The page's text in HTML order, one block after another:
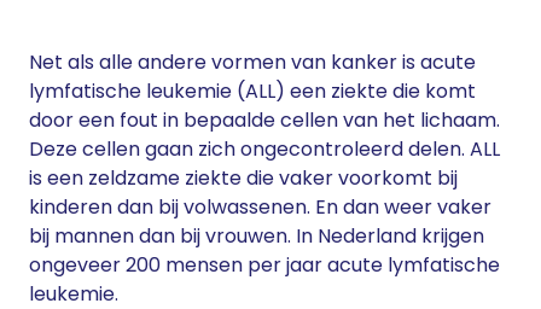
Net als alle andere vormen van kanker is acute
lymfatische leukemie (ALL) een ziekte die komt
door een fout in bepaalde cellen van het lichaam.
Deze cellen gaan zich ongecontroleerd delen. ALL
is een zeldzame ziekte die vaker voorkomt bij
kinderen dan bij volwassenen. En dan weer vaker
bij mannen dan bij vrouwen. In Nederland krijgen
ongeveer 200 mensen per jaar acute lymfatische
leukemie.